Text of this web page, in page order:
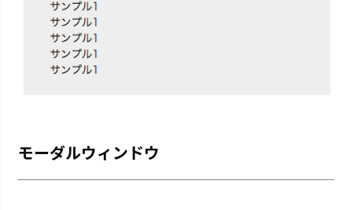
モーダルウィンドウ